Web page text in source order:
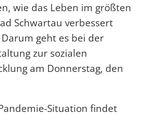
wie das Leben im größten
Schwartau verbessert
geht es bei der
zur sozialen
am Donnerstag, den
Situation findet